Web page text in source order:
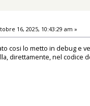
16, 2025, 10:43:29 am »
cosi lo metto in debug e
direttamente, nel codice